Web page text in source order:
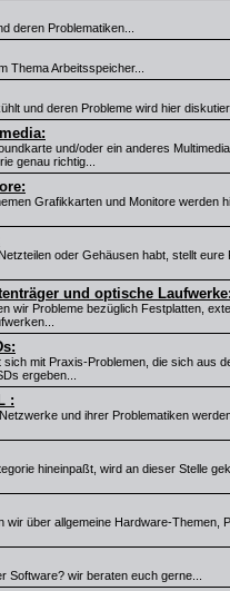
deren Problematiken...
Thema Arbeitsspeicher...
und deren Probleme wird hier
und/oder ein anderes
genau richtig...
Grafikkarten und Monitore werden
oder Gehäusen habt, stellt eure
und optische Laufwerke:
wir Probleme bezüglich Festplatten,
mit Praxis-Problemen, die sich aus
ergeben...
:
und ihrer Problematiken
hineinpaßt, wird an dieser Stelle
wir über allgemeine Hardware-Themen,
Software? wir beraten euch gerne...